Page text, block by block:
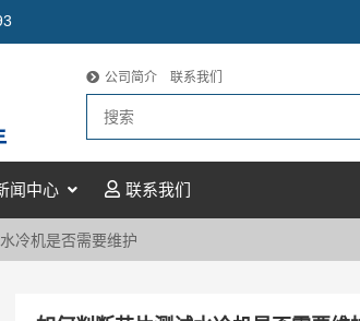
公司简介 联系我们
闻中心 联系我们
冷机是否需要维护